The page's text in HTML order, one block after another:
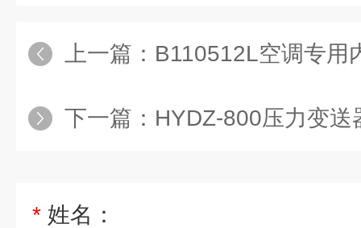
上一篇： B110512L空调专用内
下一篇： HYDZ-800压力变送器扩
* 姓名：